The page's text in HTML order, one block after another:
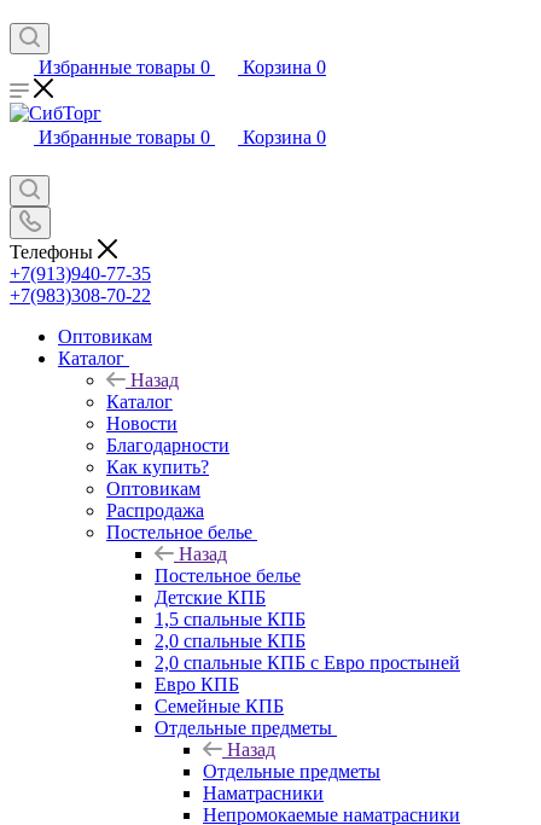
Избранные товары 0 Корзина 0
Избранные товары 0 Корзина 0
Телефоны
+7(913)940-77-35
+7(983)308-70-22
Оптовикам
Каталог
Назад
Каталог
Новости
Благодарности
Как купить?
Оптовикам
Распродажа
Постельное белье
Назад
Постельное белье
Детские КПБ
1,5 спальные КПБ
2,0 спальные КПБ
2,0 спальные КПБ с Евро простыней
Евро КПБ
Семейные КПБ
Отдельные предметы
Назад
Отдельные предметы
Наматрасники
Непромокаемые наматрасники